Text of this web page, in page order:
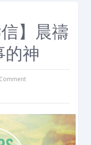
信】晨禱
的神